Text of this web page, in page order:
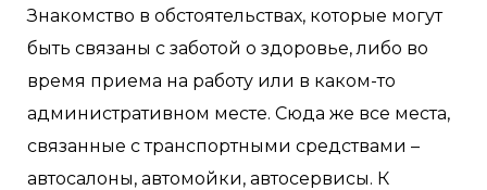
Знакомство в обстоятельствах, которые могут
быть связаны с заботой о здоровье, либо во
время приема на работу или в каком-то
административном месте. Сюда же все места,
связанные с транспортными средствами –
автосалоны, автомойки, автосервисы. К